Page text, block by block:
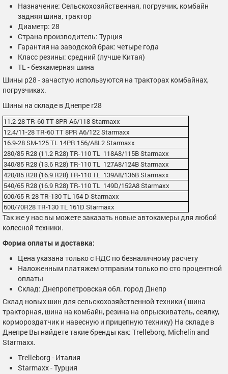
Назначение: Сельскохозяйственная, погрузчик, комбайн
задняя шина, трактор
Диаметр: 28
Страна производитель: Турция
Гарантия на заводской брак: четыре года
Класс резины: средний (лучше Китая)
TL - безкамерная шина
Шины р28 - зачастую используются на тракторах комбайнах,
погрузчиках.
Шины на складе в Днепре r28
11.2-28 TR-60 TT 8PR A6/118 Starmaxx
12.4/11-28 TR-60 TT 8PR A6/122 Starmaxx
16.9-28 SM-125 TL 14PR 156/A8L2 Starmaxx
280/85 R28 (11.2 R28) TR-110 TL 118A8/115B Starmaxx
340/85 R28 (13.6 R28) TR-110 TL 127A8/124B Starmaxx
420/85 R28 (16.9 R28) TR-110 TL 139A8/136B Starmaxx
540/65 R28 (16.9 R28) TR-110 TL 149D/152A8 Starmaxx
600/65 R 28 TR-130 TL 154 D Starmaxx
600/70R28 TR-130 TL 161D Starmaxx
Так же у нас вы можете заказать новые автокамеры для любой
колесной техники.
Форма оплаты и доставка:
Цена указана только с НДС по безналичному расчету
Наложенным платяжем отправим только по сто процентной
оплаты
Склад: Днепропетровская обл. город Днепр
Склад новых шин для сельскохозяйственной техники ( шина
тракторная, шина на комбайн, резина на опрыскиватель, сеялку,
кормороздатчик и навесную и прицепную технику) На складе в
Днепре Вы найдете такие бренды как: Trelleborg, Michelin and
Starmaxx.
Trelleborg - Италия
Starmaxx - Турция